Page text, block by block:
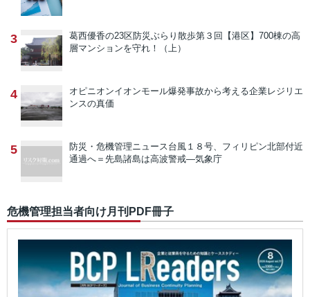
3 葛西優香の23区防災ぶらり散歩第３回【港区】700棟の高
層マンションを守れ！（上）
4 オピニオンイオンモール爆発事故から考える企業レジリエ
ンスの真価
5 防災・危機管理ニュース台風１８号、フィリピン北部付近
通過へ＝先島諸島は高波警戒―気象庁
危機管理担当者向け月刊PDF冊子